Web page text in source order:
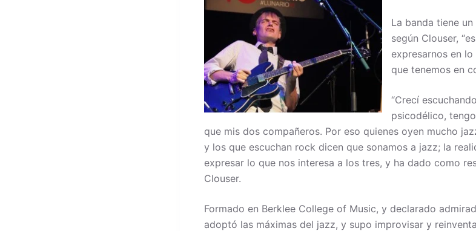
La banda tiene
según Clouser,
expresarnos en
que tenemos en
“Crecí
psicodélico,
que mis dos compañeros. Por eso quienes oyen mucho
y los que escuchan rock dicen que sonamos a jazz; la
expresar lo que nos interesa a los tres, y ha dado como
Clouser.
Formado en Berklee College of Music, y declarado
adoptó las máximas del jazz, y supo improvisar y